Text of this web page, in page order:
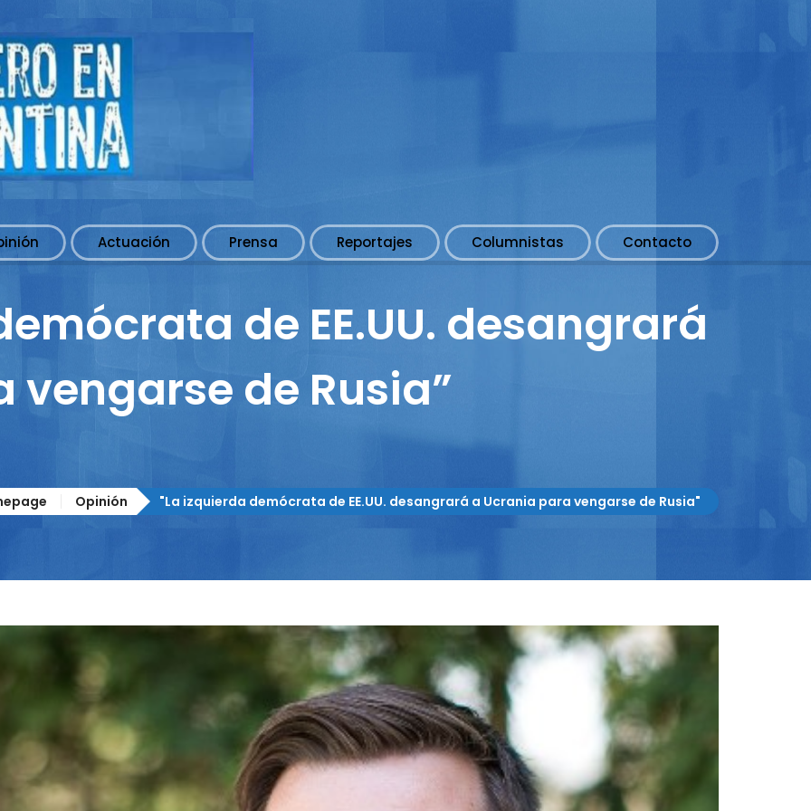
Actuación Prensa Reportajes Columnistas Contacto
de EE.UU. desangrará
de Rusia”
Opinión "La izquierda demócrata de EE.UU. desangrará a Ucrania para vengarse de Rusia"